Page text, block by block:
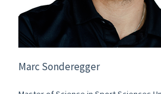
Marc Sonderegger